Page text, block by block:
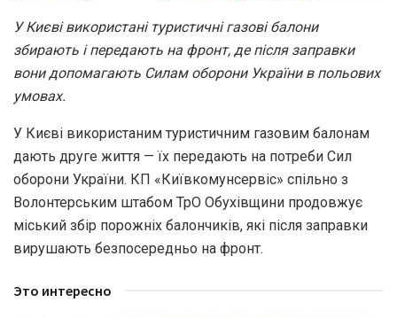
У Києві використані туристичні газові балони
збирають і передають на фронт, де після заправки
вони допомагають Силам оборони України в польових
умовах.
У Києві використаним туристичним газовим балонам
дають друге життя — їх передають на потреби Сил
оборони України. КП «Київкомунсервіс» спільно з
Волонтерським штабом ТрО Обухівщини продовжує
міський збір порожніх балончиків, які після заправки
вирушають безпосередньо на фронт.
Это интересно